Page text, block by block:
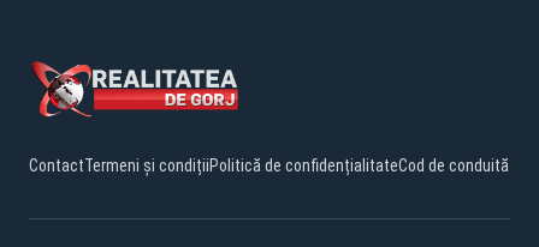
ContactTermeni și condițiiPolitică de confidențialitateCod de conduită